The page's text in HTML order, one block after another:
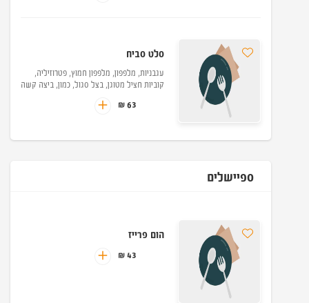
סלט סביח
עגבניות, מלפפון, מלפפון חמוץ, פטרוזיליה,
קוביות חציל מטוגן, בצל סגול, כמון, ביצה קשה
63 ₪
ספיישלים
הום פרייז
43 ₪